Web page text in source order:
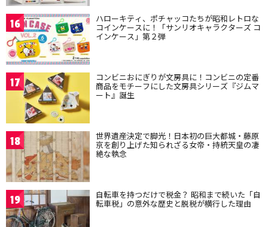
16 ハローキティ、ポチャッコたちが昭和レトロな
コインケースに！「サンリオキャラクターズ コ
インケース」第２弾
17 コンビニおにぎりが文房具に！コンビニの定番
商品をモチーフにした文房具シリーズ『ジムマ
ート』誕生
18 世界遺産決定で脚光！日本初の巨大都城・藤原
京を創り上げた知られざる女帝・持統天皇の凄
絶な執念
19 自転車を持つだけで税金？ 昭和まで続いた「自
転車税」の意外な歴史と脱税が横行した理由